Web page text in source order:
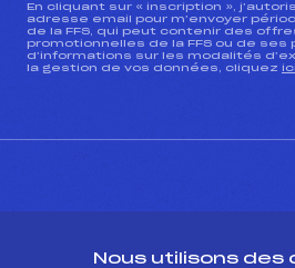
En cliquant sur « inscription »,
adresse email pour m’envoyer
de la FFS, qui peut contenir des
promotionnelles de la FFS ou de ses
d’informations sur les modalités
la gestion de vos données, cliquez ici
Nous utilisons des